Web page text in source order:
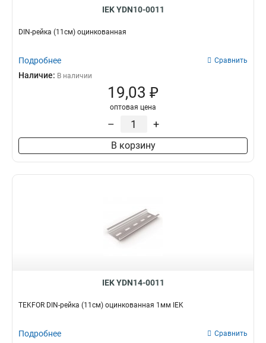
75см 1
IEK YDN10-0011
DIN-рейка (11см) оцинкованная
Подробнее Сравнить
Наличие: В наличии
19,03 ₽
оптовая цена
– +
В корзину
IEK YDN14-0011
TEKFOR DIN-рейка (11см) оцинкованная 1мм IEK
Подробнее Сравнить